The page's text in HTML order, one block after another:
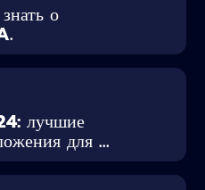
о
лучшие
для ...